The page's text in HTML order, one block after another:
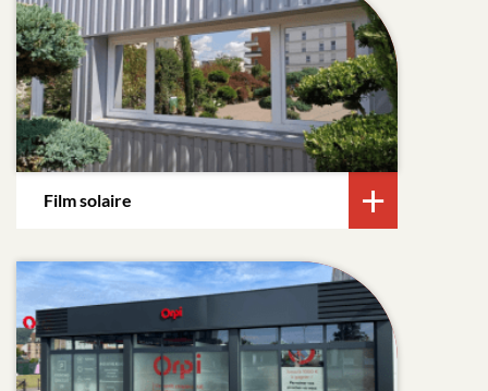
Film solaire